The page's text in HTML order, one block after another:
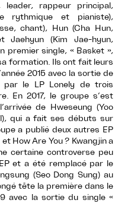
leader, rappeur principal,
rythmique et pianiste),
chant), Hun (Cha Hun,
Jaehyun (Kim Jae-hyun,
premier single, « Basket »,
formation. Ils ont fait leurs
2015 avec la sortie de
par le LP Lonely de trois
En 2017, le groupe s’est
de Hweseung (Yoo
qui a fait ses débuts sur
a publié deux autres EP
How Are You ? Kwangjin a
certaine controverse peu
et a été remplacé par le
(Seo Dong Sung) au
tête la première dans le
avec la sortie du single «